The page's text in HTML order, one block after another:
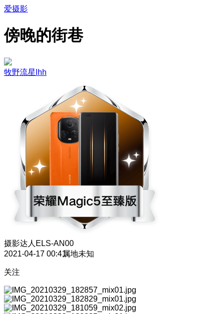
爱摄影
傍晚的街巷
牧野流星lhh
摄影达人 ELS-AN00
2021-04-17 00:41属地未知
关注